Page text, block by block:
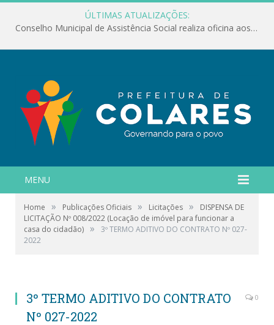
ÚLTIMAS ATUALIZAÇÕES:
Conselho Municipal de Assistência Social realiza oficina aos servidores
MENU
Home » Publicações Oficiais » Licitações »
DISPENSA DE
LICITAÇÃO Nº 008/2022 (Locação de imóvel para funcionar a
casa do cidadão) »
3º TERMO ADITIVO DO CONTRATO Nº 027-
2022
3º TERMO ADITIVO DO CONTRATO
Nº 027-2022
0